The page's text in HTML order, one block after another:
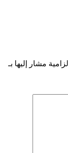
مشار إليها بـ